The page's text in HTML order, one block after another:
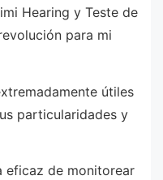
Hearing y Teste de
para mi
útiles
particularidades y
eficaz de monitorear